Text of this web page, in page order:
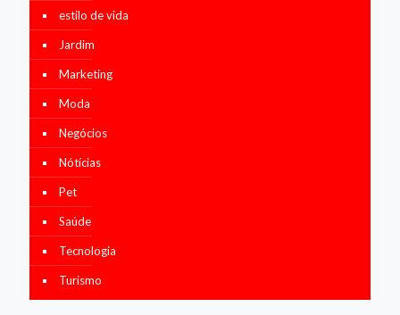
estilo de vida
Jardim
Marketing
Moda
Negócios
Nótícias
Pet
Saúde
Tecnologia
Turismo